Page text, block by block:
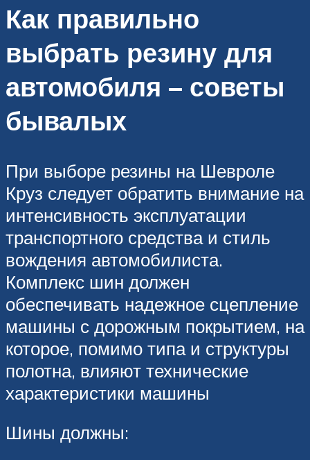
Как правильно
выбрать резину для
автомобиля – советы
бывалых
При выборе резины на Шевроле
Круз следует обратить внимание на
интенсивность эксплуатации
транспортного средства и стиль
вождения автомобилиста.
Комплекс шин должен
обеспечивать надежное сцепление
машины с дорожным покрытием, на
которое, помимо типа и структуры
полотна, влияют технические
характеристики машины
Шины должны: